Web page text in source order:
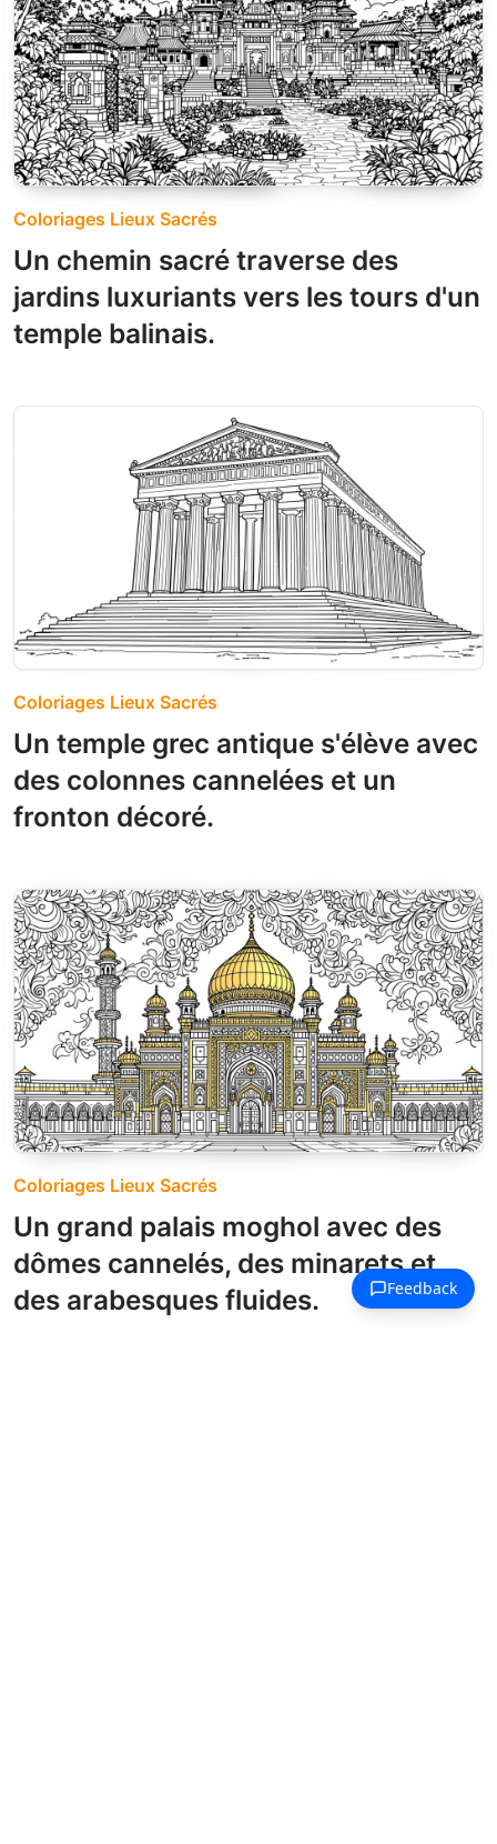
Coloriages Lieux Sacrés
Un chemin sacré traverse des
jardins luxuriants vers les tours d'un
temple balinais.
Coloriages Lieux Sacrés
Un temple grec antique s'élève avec
des colonnes cannelées et un
fronton décoré.
Coloriages Lieux Sacrés
Un grand palais moghol avec des
dômes cannelés, des minarets et
des arabesques fluides.